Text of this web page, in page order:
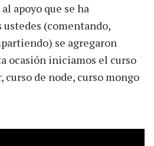
apoyo que se ha
(comentando,
se agregaron
ocasión iniciamos el curso
de node, curso mongo